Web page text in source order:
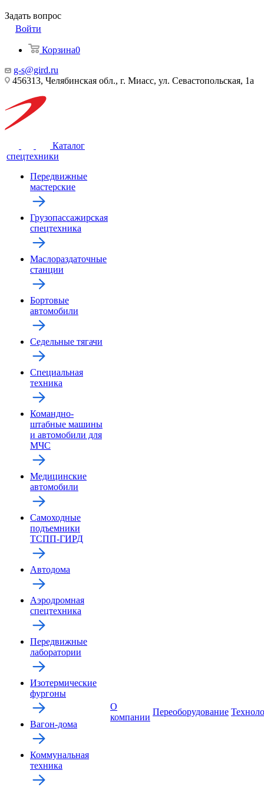
Задать вопрос
Войти
Корзина0
g-s@gird.ru
456313, Челябинская обл., г. Миасс, ул. Севастопольская, 1а
Каталог
спецтехники
Передвижные
мастерские
Грузопассажирская
спецтехника
Маслораздаточные
станции
Бортовые
автомобили
Седельные тягачи
Специальная
техника
Командно-
штабные машины
и автомобили для
МЧС
Медицинские
автомобили
Самоходные
подъемники
ТСПП-ГИРД
Автодома
Аэродромная
спецтехника
Передвижные
лаборатории
Изотермические
фургоны
Вагон-дома
Коммунальная
техника
О
компании
Переоборудование